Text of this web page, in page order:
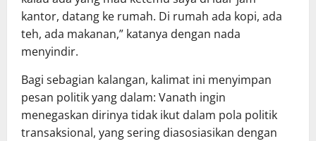
kantor, datang ke rumah. Di rumah ada kopi, ada
teh, ada makanan,” katanya dengan nada
menyindir.
Bagi sebagian kalangan, kalimat ini menyimpan
pesan politik yang dalam: Vanath ingin
menegaskan dirinya tidak ikut dalam pola politik
transaksional, yang sering diasosiasikan dengan